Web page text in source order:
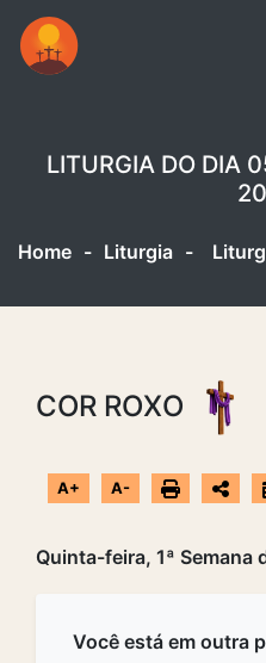
LITURGIA DO DIA
Home - Liturgia -
COR ROXO
A+ A-
Quinta-feira, 1ª Semana
Você está em outra